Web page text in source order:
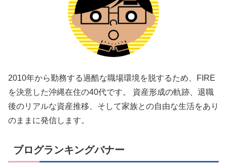
2010年から勤務する過酷な職場環境を脱するため、FIRE
を決意した沖縄在住の40代です。 資産形成の軌跡、退職
後のリアルな資産推移、そして家族との自由な生活をあり
のままに発信します。
ブログランキングバナー